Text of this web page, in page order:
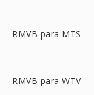
RMVB para MTS
RMVB para WTV